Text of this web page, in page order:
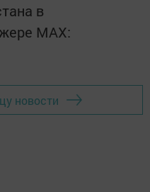
в
MАХ:
новости